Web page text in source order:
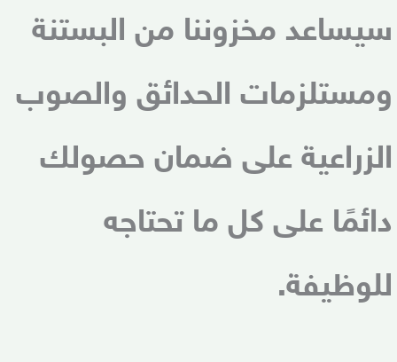
سيساعد مخزوننا من البستنة
ومستلزمات الحدائق والصوب
الزراعية على ضمان حصولك
دائمًا على كل ما تحتاجه
للوظيفة.